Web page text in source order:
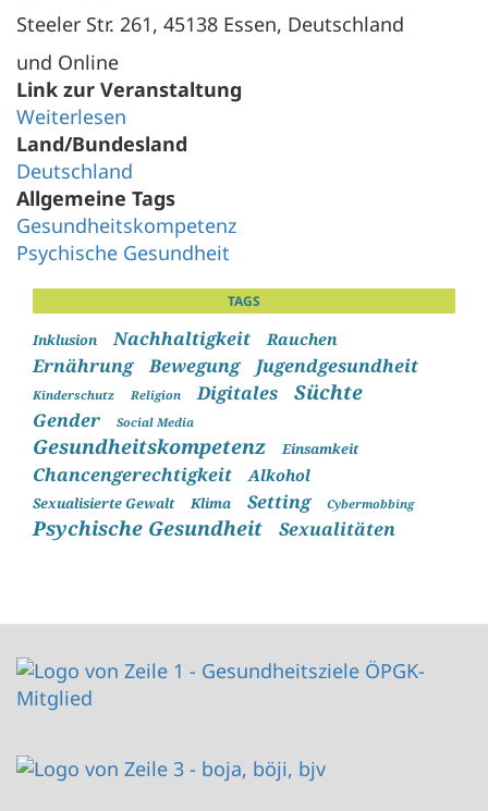
Steeler Str. 261, 45138 Essen, Deutschland
und Online
Link zur Veranstaltung
Weiterlesen
Land/Bundesland
Deutschland
Allgemeine Tags
Gesundheitskompetenz
Psychische Gesundheit
TAGS
Inklusion Nachhaltigkeit Rauchen
Ernährung Bewegung Jugendgesundheit
Kinderschutz Religion Digitales Süchte
Gender Social Media
Gesundheitskompetenz Einsamkeit
Chancengerechtigkeit Alkohol
Sexualisierte Gewalt Klima Setting Cybermobbing
Psychische Gesundheit Sexualitäten